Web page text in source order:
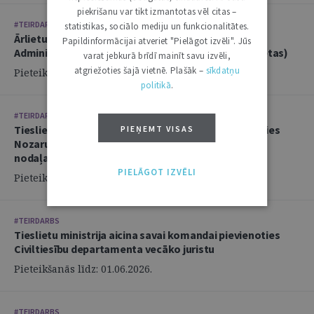
#TEIRDARBS
Ārlietu ministrija aicina savā komandā pievienoties
Administratīvi tiesiskās nodaļas juristu (2 amata vietas)
Pieteikšanās līdz: 14.06.2026.
#TEIRDARBS
Tieslietu ministrija aicina savai komandai pievienoties
Nozaru politikas departamenta Politikas izstrādes
nodaļas juristu
Pieteikšanās līdz: 02.06.2026.
#TEIRDARBS
Tieslietu ministrija aicina savai komandai pievienoties
Civiltiesību departamenta vecāko juristu
Pieteikšanās līdz: 01.06.2026.
#TEIRDARBS
piekrišanu var tikt izmantotas vēl citas –
statistikas, sociālo mediju un funkcionalitātes.
Papildinformācijai atveriet "Pielāgot izvēli". Jūs
varat jebkurā brīdī mainīt savu izvēli,
atgriežoties šajā vietnē. Plašāk – sīkdatņu
politikā.
PIEŅEMT VISAS
PIELĀGOT IZVĒLI